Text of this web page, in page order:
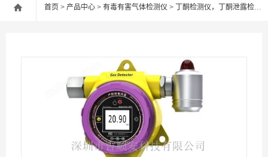
首页 > 产品中心 > 有毒有害气体检测仪 > 丁酮检测仪，丁酮泄露检测仪